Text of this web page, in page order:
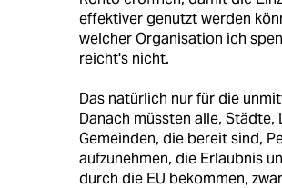
effektiver genutzt werden
welcher Organisation ich
reicht's nicht.
Das natürlich nur für die
Danach müssten alle, Städte,
Gemeinden, die bereit sind,
aufzunehmen, die Erlaubnis
durch die EU bekommen,